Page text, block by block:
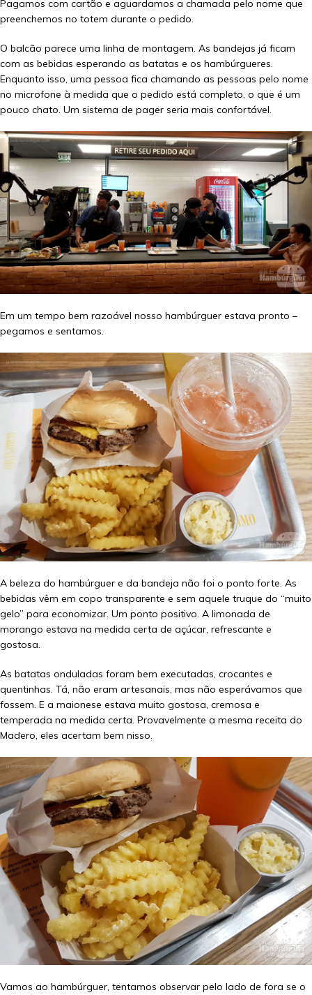
Pagamos com cartão e aguardamos a chamada pelo nome que
preenchemos no totem durante o pedido.
O balcão parece uma linha de montagem. As bandejas já ficam
com as bebidas esperando as batatas e os hambúrgueres.
Enquanto isso, uma pessoa fica chamando as pessoas pelo nome
no microfone à medida que o pedido está completo, o que é um
pouco chato. Um sistema de pager seria mais confortável.
Em um tempo bem razoável nosso hambúrguer estava pronto –
pegamos e sentamos.
A beleza do hambúrguer e da bandeja não foi o ponto forte. As
bebidas vêm em copo transparente e sem aquele truque do “muito
gelo” para economizar. Um ponto positivo. A limonada de
morango estava na medida certa de açúcar, refrescante e
gostosa.
As batatas onduladas foram bem executadas, crocantes e
quentinhas. Tá, não eram artesanais, mas não esperávamos que
fossem. E a maionese estava muito gostosa, cremosa e
temperada na medida certa. Provavelmente a mesma receita do
Madero, eles acertam bem nisso.
Vamos ao hambúrguer, tentamos observar pelo lado de fora se o